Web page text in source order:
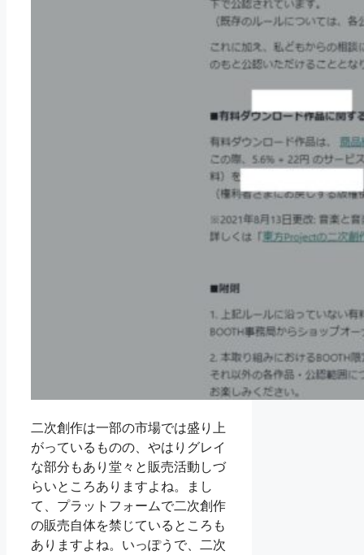
二次創作は一部の市場では盛り上
がっているものの、やはりグレイ
な部分もあり堂々と販売活動しづ
らいところありますよね。まし
て、プラットフォームで二次創作
の販売自体を禁じているところも
ありますよね。いっぽうで、二次